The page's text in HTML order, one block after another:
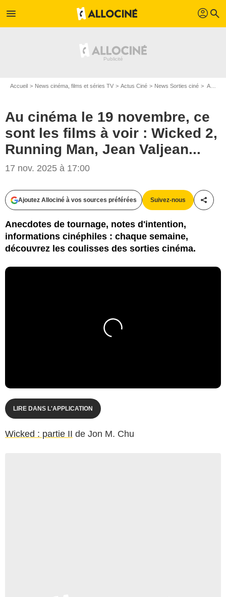
menu profil search
Accueil News cinéma, films et séries TV Actus Ciné News Sorties ciné Au cinéma le 19 novembre, ce sont les films à voir : Wicked 2, Running Man, Jean Valjean...
Au cinéma le 19 novembre, ce
sont les films à voir : Wicked 2,
Running Man, Jean Valjean...
17 nov. 2025 à 17:00
Ajoutez Allociné à vos sources préférées Suivez-nous
Anecdotes de tournage, notes d'intention,
informations cinéphiles : chaque semaine,
découvrez les coulisses des sorties cinéma.
LIRE DANS L'APPLICATION
Wicked : partie II de Jon M. Chu